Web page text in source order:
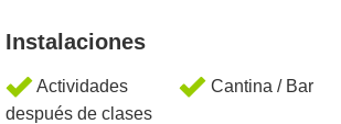
Instalaciones
Actividades
después de clases
Cantina / Bar